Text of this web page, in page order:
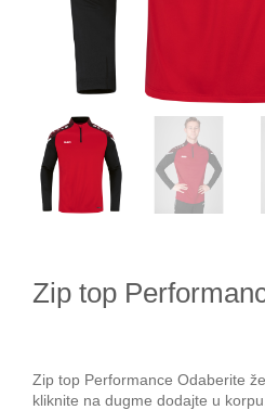
Zip top
Zip top Performance Odaberite
kliknite na dugme dodajte u